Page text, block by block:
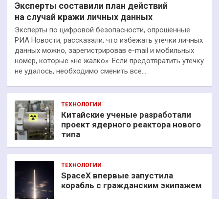
Эксперты составили план действий
на случай кражи личных данных
Эксперты по цифровой безопасности, опрошенные
РИА Новости, рассказали, что избежать утечки личных
данных можно, зарегистрировав e-mail и мобильных
номер, которые «не жалко». Если предотвратить утечку
не удалось, необходимо сменить все…
ТЕХНОЛОГИИ
Китайские ученые разработали
проект ядерного реактора нового
типа
ТЕХНОЛОГИИ
SpaceX впервые запустила
корабль с гражданским экипажем